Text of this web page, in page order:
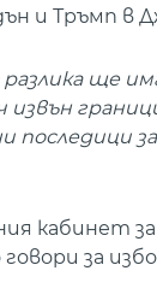
и Тръмп
разлика ще
извън
кабинет за
за